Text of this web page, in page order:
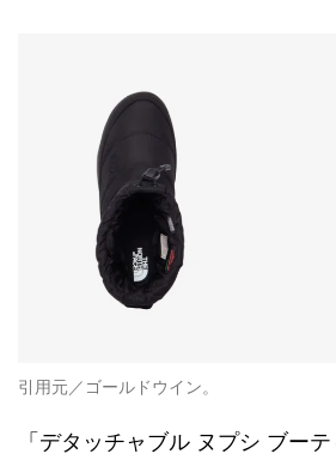
引用元／ゴールドウイン。
「デタッチャブル ヌプシ ブー